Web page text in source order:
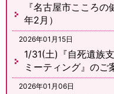
『名古屋市こころ
年2月）
2026年01月15日
1/31(土)『自死遺族
ミーティング』のご
2026年01月06日